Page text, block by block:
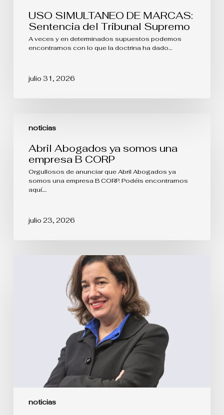
USO SIMULTANEO DE MARCAS:
Sentencia del Tribunal Supremo
A veces y en determinados supuestos podemos
encontrarnos con lo que la doctrina ha dado…
julio 31, 2026
noticias
Abogados
somos
empresa
CORP
Abril Abogados ya somos una
empresa B CORP
Orgullosos de anunciar que Abril Abogados ya
somos una empresa B CORP. Podéis encontrarnos
aquí.…
julio 23, 2026
noticias
Denominaciones
idénticas:
MARGAUX